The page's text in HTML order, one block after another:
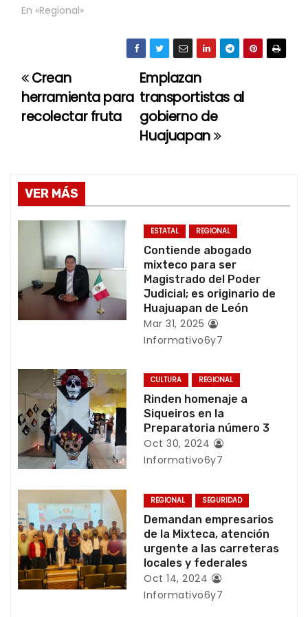
En «Regional»
N
a
g
a
i
ó
d
e
e
n
t
r
a
d
Emplazan
transportistas al
gobierno de
Huajuapan
Crean
herramienta para
recolectar fruta
VER MÁS
ESTATAL REGIONAL
Contiende abogado
mixteco para ser
Magistrado del Poder
Judicial; es originario de
Huajuapan de León
Mar 31, 2025
Informativo6y7
CULTURA REGIONAL
Rinden homenaje a
Siqueiros en la
Preparatoria número 3
Oct 30, 2024
Informativo6y7
REGIONAL SEGURIDAD
Demandan empresarios
de la Mixteca, atención
urgente a las carreteras
locales y federales
Oct 14, 2024
Informativo6y7